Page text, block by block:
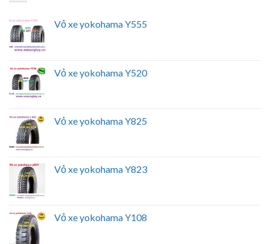
Vỏ xe yokohama Y555
Vỏ xe yokohama Y520
Vỏ xe yokohama Y825
Vỏ xe yokohama Y823
Vỏ xe yokohama Y108